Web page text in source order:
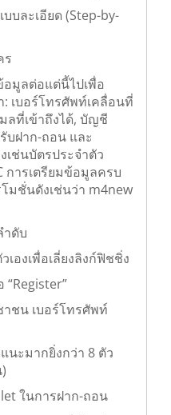
บละเอียด (Step-by-
ร
มูลต่อแต่นี้ไปเพื่อ
เบอร์โทรศัพท์เคลื่อนที่
ลที่เข้าถึงได้, บัญชี
บฝาก-ถอน และ
เช่นบัตรประจำตัว
การเตรียมข้อมูลครบ
มชั่นดังเช่นว่า m4new
ำดับ
เองเพื่อเลี่ยงลิงก์ฟิชชิ่ง
ชน เบอร์โทรศัพท์
นะมากยิ่งกว่า 8 ตัว
ในการฝาก-ถอน